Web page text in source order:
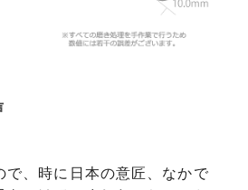
で、時に日本の意匠、なかで